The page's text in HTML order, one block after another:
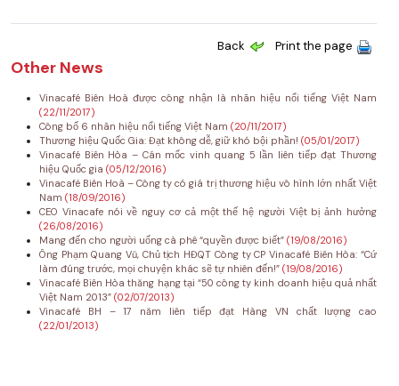
Back Print the page
Other News
Vinacafé Biên Hoà được công nhận là nhãn hiệu nổi tiếng Việt Nam
(22/11/2017)
Công bố 6 nhãn hiệu nổi tiếng Việt Nam (20/11/2017)
Thương hiệu Quốc Gia: Đạt không dễ, giữ khó bội phần! (05/01/2017)
Vinacafé Biên Hòa – Cán mốc vinh quang 5 lần liên tiếp đạt Thương
hiệu Quốc gia (05/12/2016)
Vinacafé Biên Hoà – Công ty có giá trị thương hiệu vô hình lớn nhất Việt
Nam (18/09/2016)
CEO Vinacafe nói về nguy cơ cả một thế hệ người Việt bị ảnh hưởng
(26/08/2016)
Mang đến cho người uống cà phê “quyền được biết” (19/08/2016)
Ông Phạm Quang Vũ, Chủ tịch HĐQT Công ty CP Vinacafé Biên Hòa: “Cứ
làm đúng trước, mọi chuyện khác sẽ tự nhiên đến!” (19/08/2016)
Vinacafé Biên Hòa thăng hạng tại “50 công ty kinh doanh hiệu quả nhất
Việt Nam 2013” (02/07/2013)
Vinacafé BH – 17 năm liên tiếp đạt Hàng VN chất lượng cao
(22/01/2013)